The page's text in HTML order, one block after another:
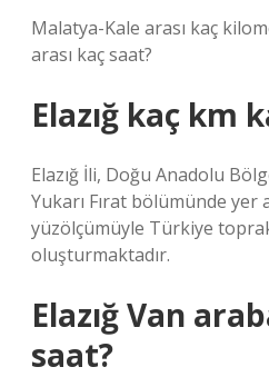
Malatya-Kale arası kaç
arası kaç saat?
Elazığ kaç km
Elazığ İli, Doğu Anadolu
Yukarı Fırat bölümünde yer
yüzölçümüyle Türkiye
oluşturmaktadır.
Elazığ Van
saat?